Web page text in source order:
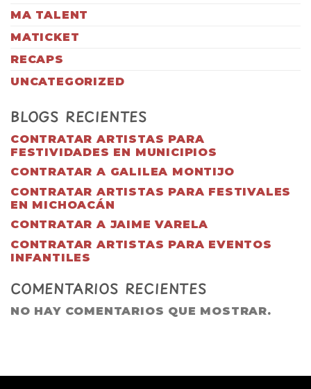
MA TALENT
MATICKET
RECAPS
UNCATEGORIZED
BLOGS RECIENTES
CONTRATAR ARTISTAS PARA
FESTIVIDADES EN MUNICIPIOS
CONTRATAR A GALILEA MONTIJO
CONTRATAR ARTISTAS PARA FESTIVALES
EN MICHOACÁN
CONTRATAR A JAIME VARELA
CONTRATAR ARTISTAS PARA EVENTOS
INFANTILES
COMENTARIOS RECIENTES
NO HAY COMENTARIOS QUE MOSTRAR.